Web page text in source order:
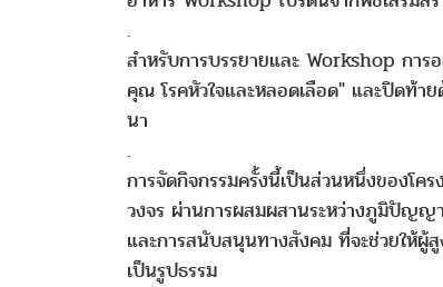
.
สำหรับการบรรยายและ Workshop การ
คุณ โรคหัวใจและหลอดเลือด" และปิดท้
นา
.
การจัดกิจกรรมครั้งนี้เป็นส่วนหนึ่งของโค
วงจร ผ่านการผสมผสานระหว่างภูมิปัญญ
และการสนับสนุนทางสังคม ที่จะช่วยให้ผู้
เป็นรูปธรรม